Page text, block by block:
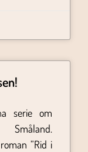
serie om
Småland.
”Rid i